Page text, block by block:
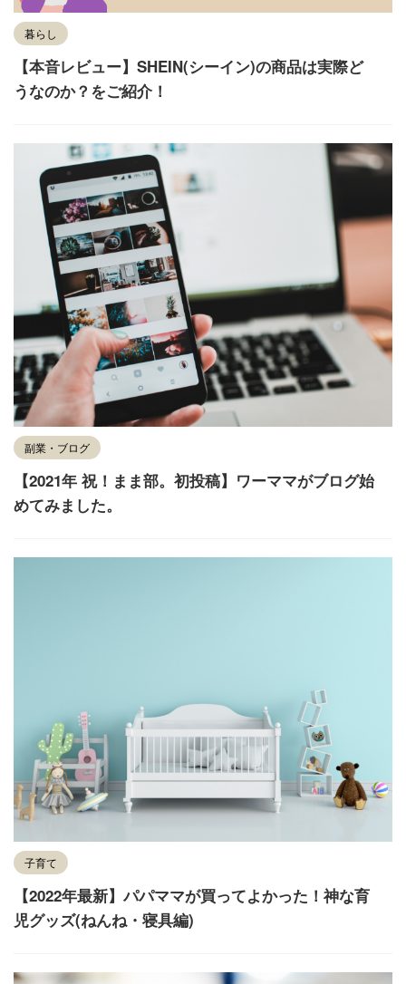
暮らし
【本音レビュー】SHEIN(シーイン)の商品は実際ど
うなのか？をご紹介！
副業・ブログ
【2021年 祝！まま部。初投稿】ワーママがブログ始
めてみました。
子育て
【2022年最新】パパママが買ってよかった！神な育
児グッズ(ねんね・寝具編)